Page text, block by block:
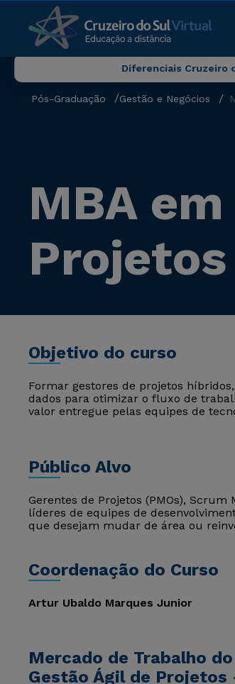
Diferenciais Cruzeiro
Pós-Graduação Gestão e Negócios
MBA
Objetivo do curso
Formar gestores de projetos
dados para otimizar o fluxo de
valor entregue pelas equipes de
Público Alvo
Gerentes de Projetos (PMOs),
líderes de equipes de
que desejam mudar de área ou
Coordenação do Curso
Artur Ubaldo Marques Junior
Mercado de Trabalho
Gestão Ágil de Projetos